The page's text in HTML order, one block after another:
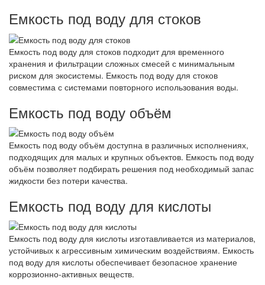
Емкость под воду для стоков
Емкость под воду для стоков подходит для временного
хранения и фильтрации сложных смесей с минимальным
риском для экосистемы. Емкость под воду для стоков
совместима с системами повторного использования воды.
Емкость под воду объём
Емкость под воду объём доступна в различных исполнениях,
подходящих для малых и крупных объектов. Емкость под воду
объём позволяет подбирать решения под необходимый запас
жидкости без потери качества.
Емкость под воду для кислоты
Емкость под воду для кислоты изготавливается из материалов,
устойчивых к агрессивным химическим воздействиям. Емкость
под воду для кислоты обеспечивает безопасное хранение
коррозионно-активных веществ.